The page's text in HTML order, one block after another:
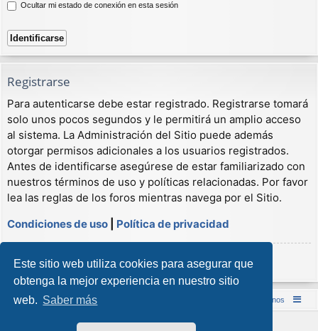
Este sitio web utiliza cookies para asegurar que
obtenga la mejor experiencia en nuestro sitio
web. Saber más
Ocultar mi estado de conexión en esta sesión
Registrarse
Para autenticarse debe estar registrado. Registrarse tomará
solo unos pocos segundos y le permitirá un amplio acceso
al sistema. La Administración del Sitio puede además
otorgar permisos adicionales a los usuarios registrados.
Antes de identificarse asegúrese de estar familiarizado con
nuestros términos de uso y políticas relacionadas. Por favor
lea las reglas de los foros mientras navega por el Sitio.
Condiciones de uso
Política de privacidad
Registrarse
Inicio (Web) Foro Punta de Lanza Wargames Contáctenos
Desarrollado porphpBB® Forum Software © phpBB Limited